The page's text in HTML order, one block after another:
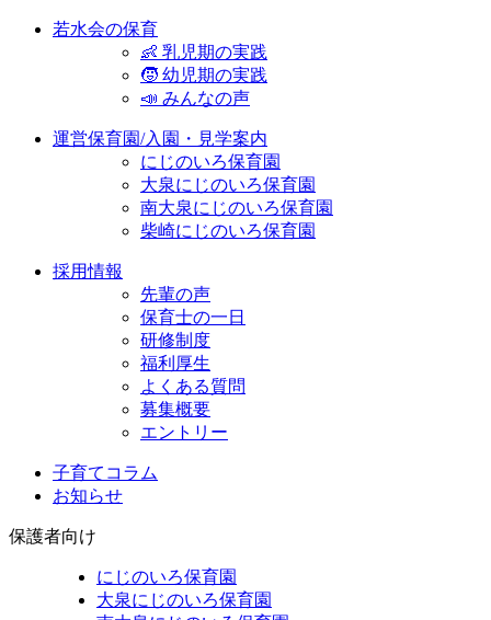
若水会の保育
👶 乳児期の実践
🧒 幼児期の実践
📣 みんなの声
運営保育園/入園・見学案内
にじのいろ保育園
大泉にじのいろ保育園
南大泉にじのいろ保育園
柴崎にじのいろ保育園
採用情報
先輩の声
保育士の一日
研修制度
福利厚生
よくある質問
募集概要
エントリー
子育てコラム
お知らせ
保護者向け
にじのいろ保育園
大泉にじのいろ保育園